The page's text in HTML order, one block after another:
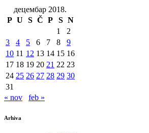
децембар 2018.
P U S Č P S N
1
2
3
4 5 6 7 8
9
10 11 12 13 14 15 16
17 18 19 20 21 22 23
24 25 26 27 28 29 30
31
« nov
feb »
Arhiva